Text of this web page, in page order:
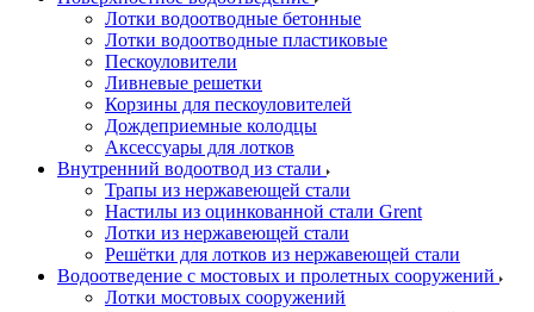
Лотки водоотводные бетонные
Лотки водоотводные пластиковые
Пескоуловители
Ливневые решетки
Корзины для пескоуловителей
Дождеприемные колодцы
Аксессуары для лотков
Внутренний водоотвод из стали
Трапы из нержавеющей стали
Настилы из оцинкованной стали Grent
Лотки из нержавеющей стали
Решётки для лотков из нержавеющей стали
Водоотведение с мостовых и пролетных сооружений
Лотки мостовых сооружений